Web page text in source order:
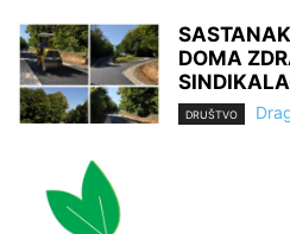
DOMA
DRUŠTVO